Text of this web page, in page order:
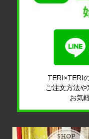
TERI×TERI
ご注文方法
お気